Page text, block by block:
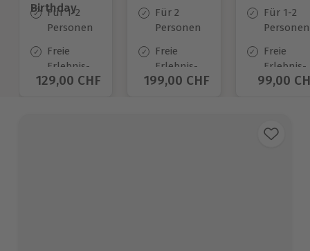
Birthday
Für 1-2
Personen
Freie
Erlebnis-
Auswahl
Aktueller Preis
129,00 CHF
Für 2
Personen
Freie
Erlebnis-
Auswahl
Aktueller Preis
199,00 CHF
Für 1-2
Personen
Freie
Erlebnis-
Auswahl
99,00